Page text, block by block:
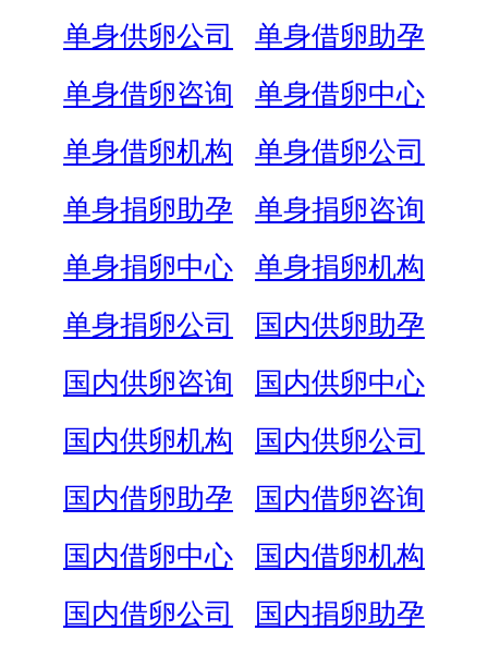
单身供卵公司
单身借卵助孕
单身借卵咨询
单身借卵中心
单身借卵机构
单身借卵公司
单身捐卵助孕
单身捐卵咨询
单身捐卵中心
单身捐卵机构
单身捐卵公司
国内供卵助孕
国内供卵咨询
国内供卵中心
国内供卵机构
国内供卵公司
国内借卵助孕
国内借卵咨询
国内借卵中心
国内借卵机构
国内借卵公司
国内捐卵助孕